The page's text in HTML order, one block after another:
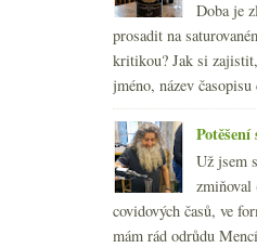
Doba je
prosadit na
kritikou? Jak si
jméno, název
Už jsem
zmiňoval
covidových časů, ve
mám rád odrůdu